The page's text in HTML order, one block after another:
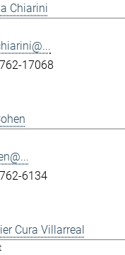
Chiarini
17068
6134
Cura Villarreal